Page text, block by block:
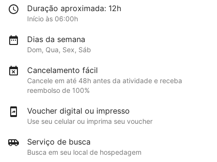
Duração aproximada: 12h
Início às 06:00h
Dias da semana
Dom, Qua, Sex, Sáb
Cancelamento fácil
Cancele em até 48h antes da atividade e receba
reembolso de 100%
Voucher digital ou impresso
Use seu celular ou imprima seu voucher
Serviço de busca
Busca em seu local de hospedagem